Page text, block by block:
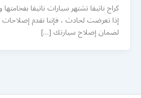
كراج ناتيفا تشتهر سيارات ناتيفا
إذا تعرضت لحادث ، فإننا نقدم
لضمان إصلاح سيارتك […]